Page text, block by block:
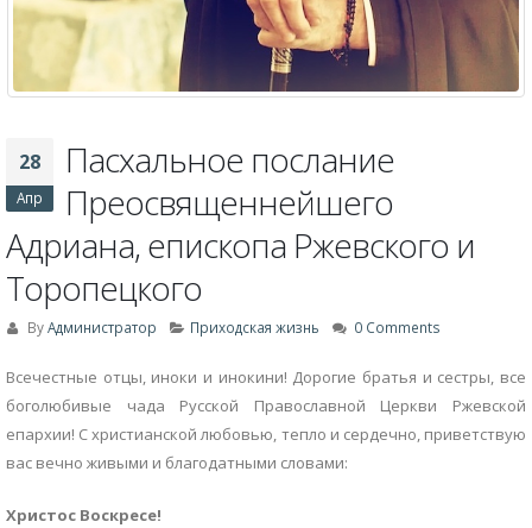
28
Апр
Пасхальное послание
Преосвященнейшего
Адриана, епископа Ржевского и
Торопецкого
ByАдминистратор Приходская жизнь 0 Comments
Всечестные отцы, иноки и инокини! Дорогие братья и сестры, все
боголюбивые чада Русской Православной Церкви Ржевской
епархии! С христианской любовью, тепло и сердечно, приветствую
вас вечно живыми и благодатными словами:
Христос Воскресе!